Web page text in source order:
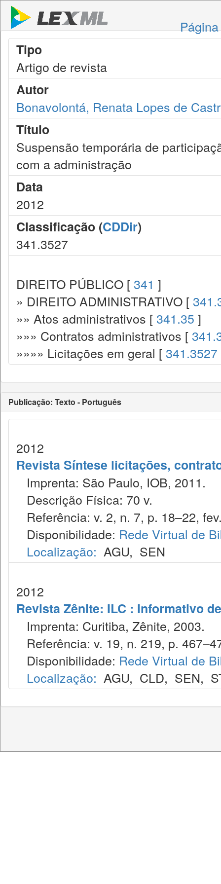
Tipo
Artigo de revista
Autor
Bonavolontá, Renata Lopes de
Título
Suspensão temporária de
com a administração
Data
2012
Classificação (CDDir)
341.3527
DIREITO PÚBLICO [ 341 ]
» DIREITO ADMINISTRATIVO [
»» Atos administrativos [ 341.35 ]
»»» Contratos administrativos [
»»»» Licitações em geral [ 341.3527
Publicação: Texto - Português
2012
Revista Síntese licitações,
Imprenta: São Paulo, IOB, 2011.
Descrição Física: 70 v.
Referência: v. 2, n. 7, p. 18–22,
Disponibilidade: Rede Virtual de
Localização: AGU, SEN
2012
Revista Zênite: ILC : informativo
Imprenta: Curitiba, Zênite, 2003.
Referência: v. 19, n. 219, p.
Disponibilidade: Rede Virtual de
Localização: AGU, CLD, SEN,